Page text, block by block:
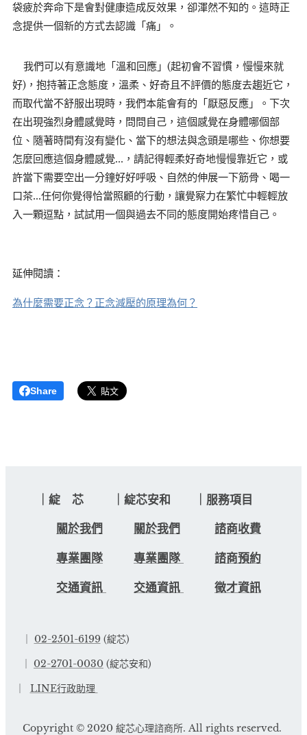
袋疲於奔命下是會對健康造成反效果，卻渾然不知的。這時正
念提供一個新的方式去認識「痛」。
我們可以有意識地「溫和回應」(起初會不習慣，慢慢來就
好)，抱持著正念態度，溫柔、好奇且不評價的態度去趨近它，
而取代當不舒服出現時，我們本能會有的「厭惡反應」。下次
在出現強烈身體感覺時，問問自己，這個感覺在身體哪個部
位、隨著時間有沒有變化、當下的想法與念頭是哪些、你想要
怎麼回應這個身體感覺...，請記得輕柔好奇地慢慢靠近它，或
許當下需要空出一分鐘好好呼吸、自然的伸展一下筋骨、喝一
口茶...任何你覺得恰當照顧的行動，讓覺察力在繁忙中輕輕放
入一顆逗點，試試用一個與過去不同的態度開始疼惜自己。
延伸閱讀：
為什麼需要正念？正念減壓的原理為何？
Share
｜綻 芯 ｜綻芯安和 ｜服務項目
關於我們 關於我們 諮商收費
專業團隊 專業團隊 諮商預約
交通資訊 交通資訊 徵才資訊
02-2501-6199 (綻芯)
02-2701-0030 (綻芯安和)
LINE行政助理
Copyright © 2020 綻芯心理諮商所. All rights reserved.